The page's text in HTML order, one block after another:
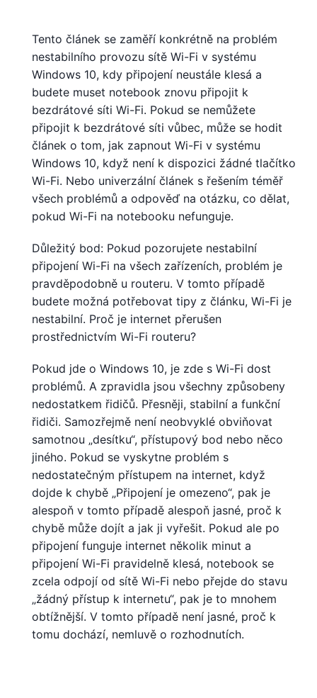
Tento článek se zaměří konkrétně na problém
nestabilního provozu sítě Wi-Fi v systému
Windows 10, kdy připojení neustále klesá a
budete muset notebook znovu připojit k
bezdrátové síti Wi-Fi. Pokud se nemůžete
připojit k bezdrátové síti vůbec, může se hodit
článek o tom, jak zapnout Wi-Fi v systému
Windows 10, když není k dispozici žádné tlačítko
Wi-Fi. Nebo univerzální článek s řešením téměř
všech problémů a odpověď na otázku, co dělat,
pokud Wi-Fi na notebooku nefunguje.
Důležitý bod: Pokud pozorujete nestabilní
připojení Wi-Fi na všech zařízeních, problém je
pravděpodobně u routeru. V tomto případě
budete možná potřebovat tipy z článku, Wi-Fi je
nestabilní. Proč je internet přerušen
prostřednictvím Wi-Fi routeru?
Pokud jde o Windows 10, je zde s Wi-Fi dost
problémů. A zpravidla jsou všechny způsobeny
nedostatkem řidičů. Přesněji, stabilní a funkční
řidiči. Samozřejmě není neobvyklé obviňovat
samotnou „desítku“, přístupový bod nebo něco
jiného. Pokud se vyskytne problém s
nedostatečným přístupem na internet, když
dojde k chybě „Připojení je omezeno“, pak je
alespoň v tomto případě alespoň jasné, proč k
chybě může dojít a jak ji vyřešit. Pokud ale po
připojení funguje internet několik minut a
připojení Wi-Fi pravidelně klesá, notebook se
zcela odpojí od sítě Wi-Fi nebo přejde do stavu
„žádný přístup k internetu“, pak je to mnohem
obtížnější. V tomto případě není jasné, proč k
tomu dochází, nemluvě o rozhodnutích.